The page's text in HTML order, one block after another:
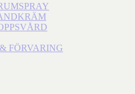
FÖRVARING